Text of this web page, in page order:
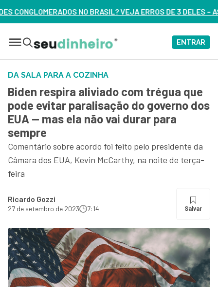
VEJA ERROS DE 3 DELES – ASSISTA AGORA
ENTRAR
DA SALA PARA A COZINHA
Biden respira aliviado com trégua que
pode evitar paralisação do governo dos
EUA — mas ela não vai durar para
sempre
Comentário sobre acordo foi feito pelo presidente da
Câmara dos EUA, Kevin McCarthy, na noite de terça-
feira
Ricardo Gozzi
27 de setembro de 2023 7:14 Salvar